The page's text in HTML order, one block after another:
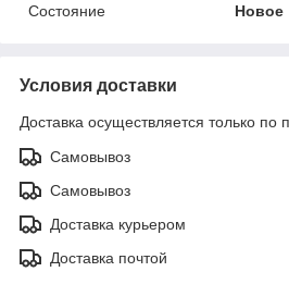
Состояние
Новое
Условия доставки
Доставка осуществляется только по
Самовывоз
Самовывоз
Доставка курьером
Доставка почтой